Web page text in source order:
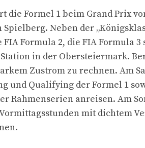
die Formel 1 beim Grand Prix
Neben der
Formula 2, die FIA Formula 3
in der Obersteiermark.
Zustrom zu rechnen. Am
und Qualifying der Formel 1
Rahmenserien anreisen. Am
mit dichtem